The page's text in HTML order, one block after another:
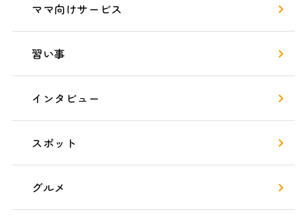
ママ向けサービス
習い事
インタビュー
スポット
グルメ